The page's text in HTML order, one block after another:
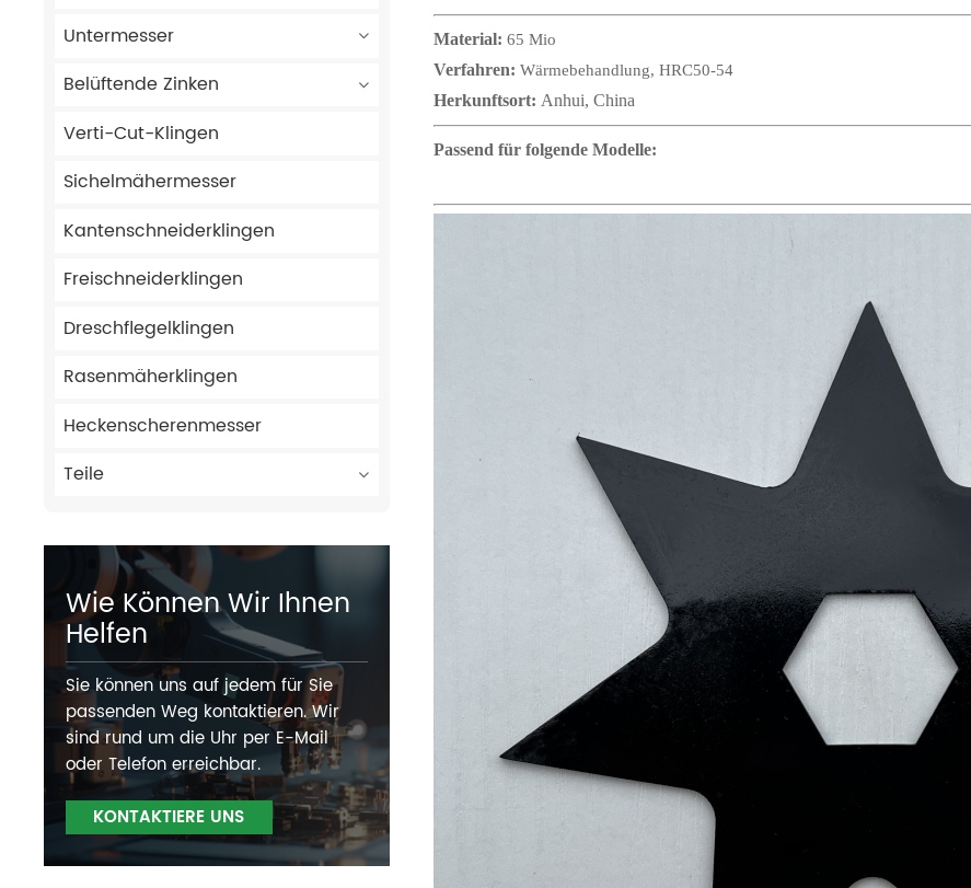
Untermesser
Belüftende Zinken
Verti-Cut-Klingen
Sichelmähermesser
Kantenschneiderklingen
Freischneiderklingen
Dreschflegelklingen
Rasenmäherklingen
Heckenscherenmesser
Teile
Wie Können Wir Ihnen
Helfen
Sie können uns auf jedem für Sie
passenden Weg kontaktieren. Wir
sind rund um die Uhr per E-Mail
oder Telefon erreichbar.
KONTAKTIERE UNS
Material: 65 Mio
Verfahren: Wärmebehandlung, HRC50-54
Herkunftsort: Anhui, China
Passend für folgende Modelle: